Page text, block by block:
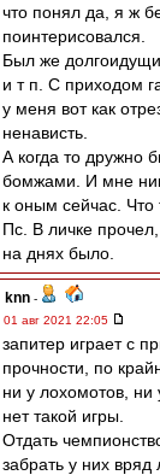
что понял да, я ж
поинтерисовался.
Был же
и т п. С приходом
у меня вот как
ненависть.
А когда то дружно
бомжами. И мне
к оным сейчас. Что
Пс. В личке
на днях было.
knn -
01 авг 2021 22:05
запитер играет с
прочности, по
ни у лохомотов,
нет такой игры.
Отдать
забрать у них вряд